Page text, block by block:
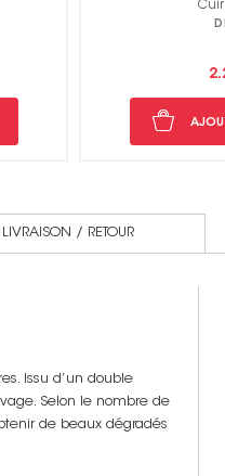
LIVRAISON / RETOUR
Issu d’un double
Selon le nombre de
de beaux dégradés